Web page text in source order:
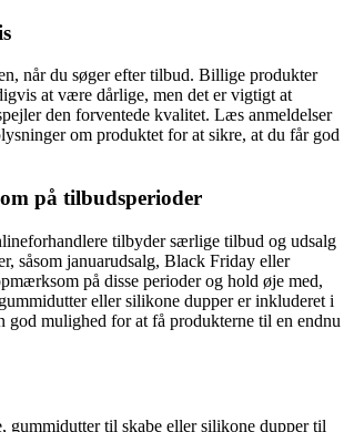
når du søger efter tilbud. Billige produkter
at være dårlige, men det er vigtigt at
den forventede kvalitet. Læs anmeldelser
om produktet for at sikre, at du får god
på tilbudsperioder
tilbyder særlige tilbud og udsalg
såsom januarudsalg, Black Friday eller
på disse perioder og hold øje med,
eller silikone dupper er inkluderet i
god mulighed for at få produkterne til en endnu
gummidutter til skabe eller silikone dupper til